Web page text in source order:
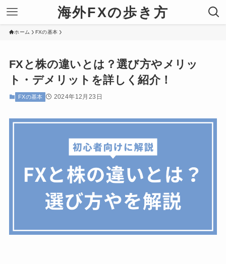
海外FXの歩き方
ホーム FXの基本
FXと株の違いとは？選び方やメリッ
ト・デメリットを詳しく紹介！
FXの基本 2024年12月23日